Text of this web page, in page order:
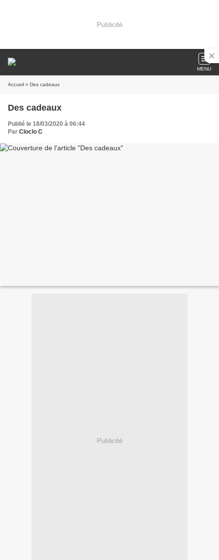
Publicité
MENU
Accueil » Des cadeaux
Des cadeaux
Publié le 18/03/2020 à 06:44
Par Cloclo C
Publicité